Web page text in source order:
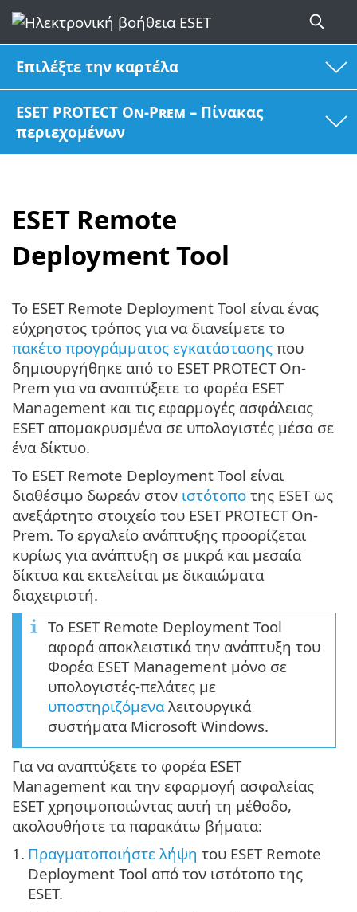
Επιλέξτε την καρτέλα
ESET PROTECT On-Prem – Πίνακας
περιεχομένων
ESET Remote
Deployment Tool
Το ESET Remote Deployment Tool είναι ένας
εύχρηστος τρόπος για να διανείμετε το
πακέτο προγράμματος εγκατάστασης που
δημιουργήθηκε από το ESET PROTECT On-
Prem για να αναπτύξετε το φορέα ESET
Management και τις εφαρμογές ασφάλειας
ESET απομακρυσμένα σε υπολογιστές μέσα σε
ένα δίκτυο.
Το ESET Remote Deployment Tool είναι
διαθέσιμο δωρεάν στον ιστότοπο της ESET ως
ανεξάρτητο στοιχείο του ESET PROTECT On-
Prem. Το εργαλείο ανάπτυξης προορίζεται
κυρίως για ανάπτυξη σε μικρά και μεσαία
δίκτυα και εκτελείται με δικαιώματα
διαχειριστή.
Το ESET Remote Deployment Tool
αφορά αποκλειστικά την ανάπτυξη του
Φορέα ESET Management μόνο σε
υπολογιστές-πελάτες με
υποστηριζόμενα λειτουργικά
συστήματα Microsoft Windows.
Για να αναπτύξετε το φορέα ESET
Management και την εφαρμογή ασφαλείας
ESET χρησιμοποιώντας αυτή τη μέθοδο,
ακολουθήστε τα παρακάτω βήματα:
1. Πραγματοποιήστε λήψη του ESET Remote
Deployment Tool από τον ιστότοπο της
ESET.